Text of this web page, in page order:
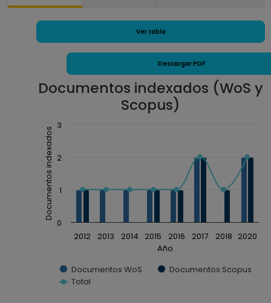
Ver tabla
Descargar PDF
Documentos indexados (WoS y
Scopus)
Chart
Combination chart with 3 data series.
The chart has 1 X axis displaying Año.
The chart has 1 Y axis displaying Documentos
Año
Documentos indexados
Documentos WoS
Documentos Scopus
Total
2012 2013 2014 2015 2016 2017 2018 2020
0
1
2
3